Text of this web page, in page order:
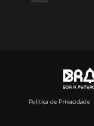
Política de Privacidade